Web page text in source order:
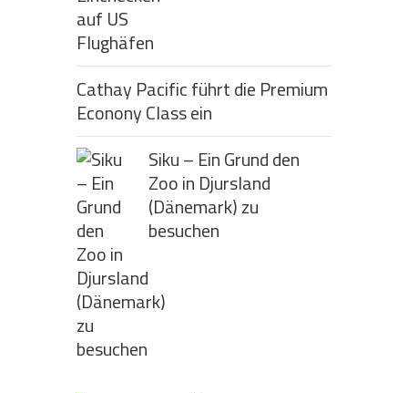
Cathay Pacific führt die Premium
Econony Class ein
Siku – Ein Grund den
Zoo in Djursland
(Dänemark) zu
besuchen